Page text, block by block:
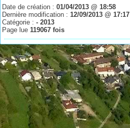
Date de création :01/04/2013 @ 18:58
Dernière modification :12/09/2013 @ 17:17
Catégorie :- 2013
Page lue119067 fois